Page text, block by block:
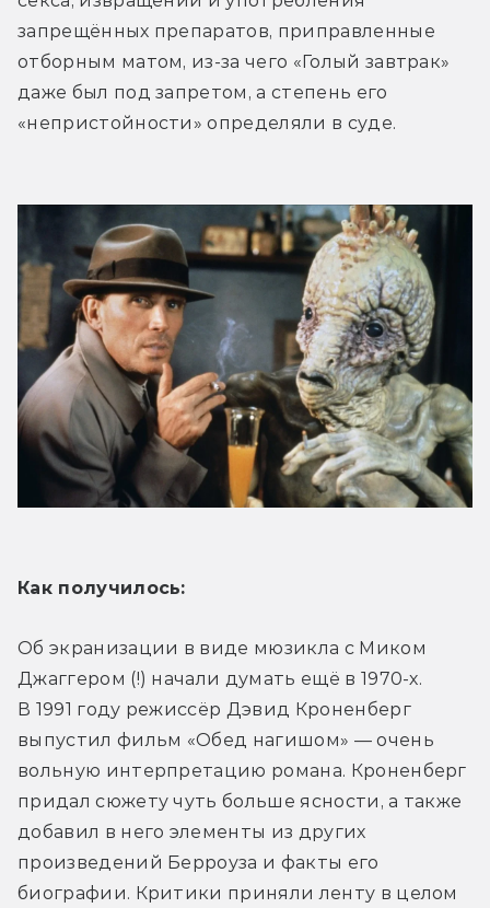
запрещённых препаратов, приправленные
отборным матом, из-за чего «Голый завтрак»
даже был под запретом, а степень его
«непристойности» определяли в суде.
Как получилось:
Об экранизации в виде мюзикла с Миком
Джаггером (!) начали думать ещё в 1970-х.
В 1991 году режиссёр Дэвид Кроненберг
выпустил фильм «Обед нагишом» — очень
вольную интерпретацию романа. Кроненберг
придал сюжету чуть больше ясности, а также
добавил в него элементы из других
произведений Берроуза и факты его
биографии. Критики приняли ленту в целом